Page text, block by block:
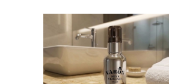
Factory 輕型露營車「Off
Time Village」成焦點